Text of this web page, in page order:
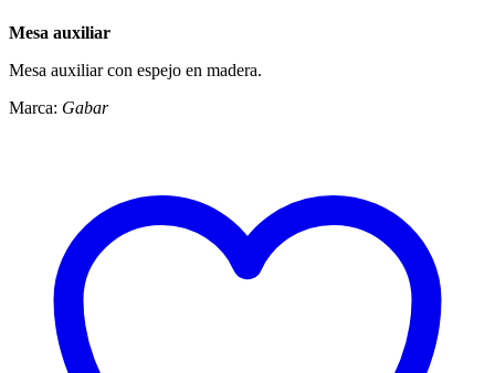
Mesa auxiliar
Mesa auxiliar con espejo en madera.
Marca: Gabar